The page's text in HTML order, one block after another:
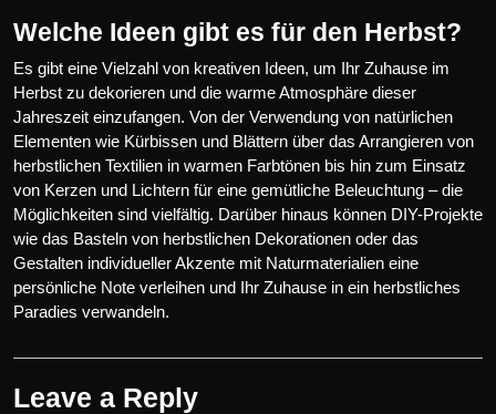
Welche Ideen gibt es für den Herbst?
Es gibt eine Vielzahl von kreativen Ideen, um Ihr Zuhause im
Herbst zu dekorieren und die warme Atmosphäre dieser
Jahreszeit einzufangen. Von der Verwendung von natürlichen
Elementen wie Kürbissen und Blättern über das Arrangieren von
herbstlichen Textilien in warmen Farbtönen bis hin zum Einsatz
von Kerzen und Lichtern für eine gemütliche Beleuchtung – die
Möglichkeiten sind vielfältig. Darüber hinaus können DIY-Projekte
wie das Basteln von herbstlichen Dekorationen oder das
Gestalten individueller Akzente mit Naturmaterialien eine
persönliche Note verleihen und Ihr Zuhause in ein herbstliches
Paradies verwandeln.
Leave a Reply